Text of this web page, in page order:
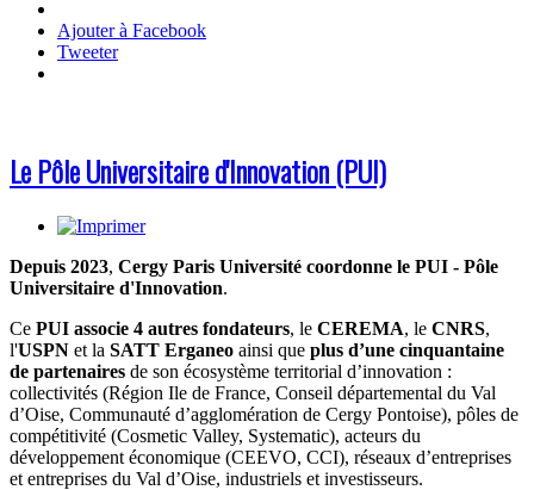
Ajouter à Facebook
Tweeter
Le Pôle Universitaire d'Innovation (PUI)
Depuis 2023, Cergy Paris Université coordonne le PUI - Pôle
Universitaire d'Innovation.
Ce PUI associe 4 autres fondateurs, le CEREMA, le CNRS,
l'USPN et la SATT Erganeo ainsi que plus d’une cinquantaine
de partenaires de son écosystème territorial d’innovation :
collectivités (Région Ile de France, Conseil départemental du Val
d’Oise, Communauté d’agglomération de Cergy Pontoise), pôles de
compétitivité (Cosmetic Valley, Systematic), acteurs du
développement économique (CEEVO, CCI), réseaux d’entreprises
et entreprises du Val d’Oise, industriels et investisseurs.